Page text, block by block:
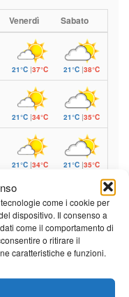
come i cookie per
dispositivo. Il consenso a
come il comportamento di
o ritirare il
caratteristiche e funzioni.
Venerdì Sabato
21°C |37°C 21°C |38°C
21°C |34°C 21°C |35°C
21°C |34°C 21°C |35°C